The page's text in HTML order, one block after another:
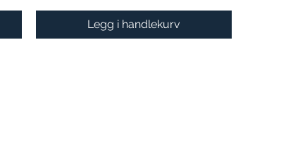
Legg i handlekurv